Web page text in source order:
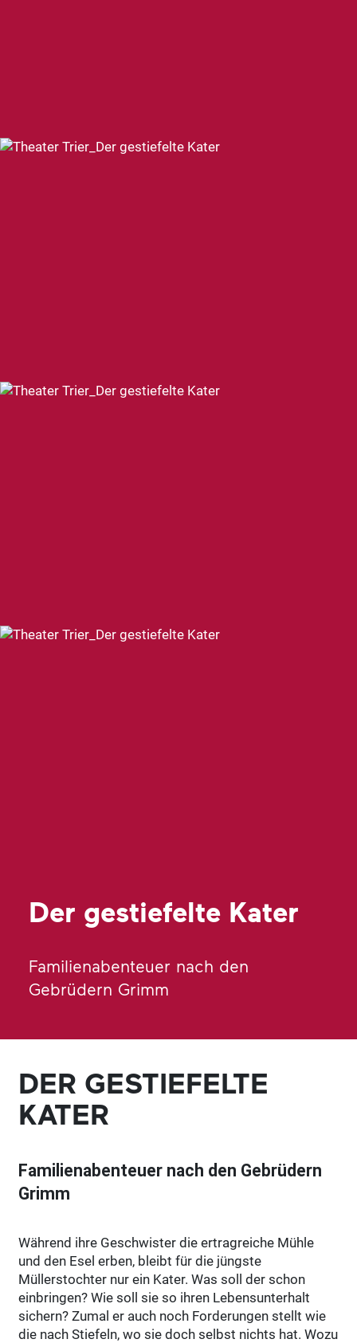
Der gestiefelte Kater
Familienabenteuer nach den
Gebrüdern Grimm
DER GESTIEFELTE
KATER
Familienabenteuer nach den Gebrüdern
Grimm
Während ihre Geschwister die ertragreiche Mühle
und den Esel erben, bleibt für die jüngste
Müllerstochter nur ein Kater. Was soll der schon
einbringen? Wie soll sie so ihren Lebensunterhalt
sichern? Zumal er auch noch Forderungen stellt wie
die nach Stiefeln, wo sie doch selbst nichts hat. Wozu